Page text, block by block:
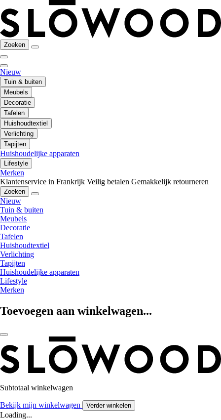
Zoeken
Nieuw
Tuin & buiten
Meubels
Decoratie
Tafelen
Huishoudtextiel
Verlichting
Tapijten
Huishoudelijke apparaten
Lifestyle
Merken
Klantenservice in Frankrijk Veilig betalen Gemakkelijk retourneren
Zoeken
Nieuw
Tuin & buiten
Meubels
Decoratie
Tafelen
Huishoudtextiel
Verlichting
Tapijten
Huishoudelijke apparaten
Lifestyle
Merken
Toevoegen aan winkelwagen...
Subtotaal winkelwagen
Bekijk mijn winkelwagen Verder winkelen
Loading...